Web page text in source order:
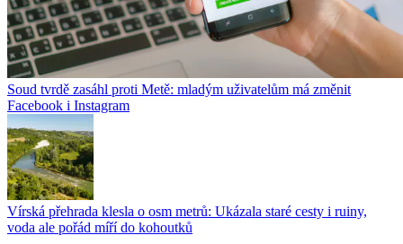
Soud tvrdě zasáhl proti Metě: mladým uživatelům má změnit
Facebook i Instagram
Vírská přehrada klesla o osm metrů: Ukázala staré cesty i ruiny,
voda ale pořád míří do kohoutků